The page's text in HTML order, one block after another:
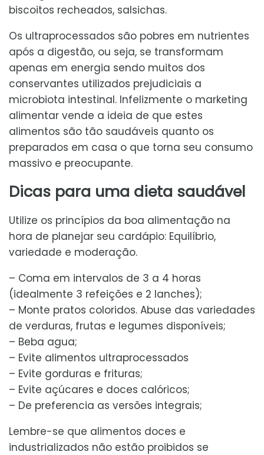
biscoitos recheados, salsichas.
Os ultraprocessados são pobres em nutrientes
após a digestão, ou seja, se transformam
apenas em energia sendo muitos dos
conservantes utilizados prejudiciais a
microbiota intestinal. Infelizmente o marketing
alimentar vende a ideia de que estes
alimentos são tão saudáveis quanto os
preparados em casa o que torna seu consumo
massivo e preocupante.
Dicas para uma dieta saudável
Utilize os princípios da boa alimentação na
hora de planejar seu cardápio: Equilíbrio,
variedade e moderação.
– Coma em intervalos de 3 a 4 horas
(idealmente 3 refeições e 2 lanches);
– Monte pratos coloridos. Abuse das variedades
de verduras, frutas e legumes disponíveis;
– Beba agua;
– Evite alimentos ultraprocessados
– Evite gorduras e frituras;
– Evite açúcares e doces calóricos;
– De preferencia as versões integrais;
Lembre-se que alimentos doces e
industrializados não estão proibidos se